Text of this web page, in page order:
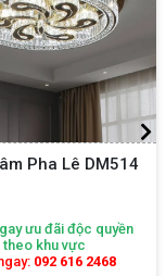
Pha Lê DM514
ưu đãi độc quyền
theo khu vực
092 616 2468